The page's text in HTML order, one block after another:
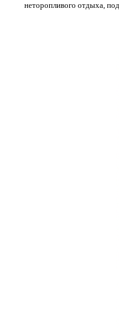
неторопливого отдыха,